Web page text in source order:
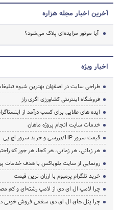
آخرین اخبار مجله هزاره
آیا موتور مزایده‌ای پلاک می‌شود؟
اخبار ویژه
طراحی سایت در اصفهان بهترین شیوه
فروشگاه اینترنتی کشاورزی اگری راز
ایده های طلایی برای کسب درآمد از
خدمات سایت انجام پروژه ماهان
قیمت سرور HP/بررسی و خرید سرور اچ پی
هر زبانی، هر زمانی، هر کجا، هر جور که
رونمایی از سایت بلوباکس با هدف خدمات
خرید تلگرام پرمیوم با ارزان ترین قیمت
چرا لامپ ال ای دی از لامپ رشته‌ای و کم
چرا پنل های ال ای دی سقفی فروش خوبی